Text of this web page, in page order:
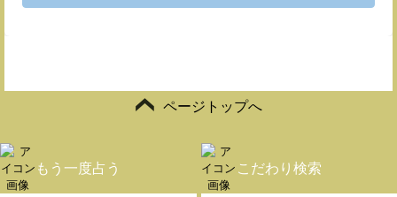
ページトップへ
もう一度占う こだわり検索